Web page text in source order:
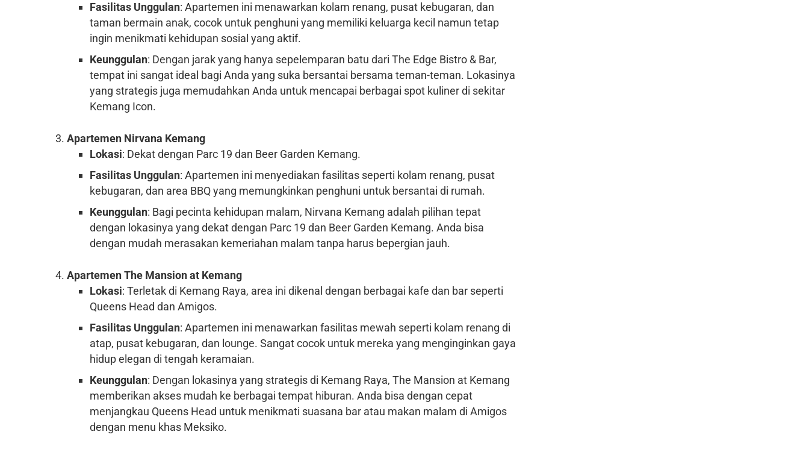
Fasilitas Unggulan: Apartemen ini menawarkan kolam renang, pusat kebugaran, dan
taman bermain anak, cocok untuk penghuni yang memiliki keluarga kecil namun tetap
ingin menikmati kehidupan sosial yang aktif.
Keunggulan: Dengan jarak yang hanya sepelemparan batu dari The Edge Bistro & Bar,
tempat ini sangat ideal bagi Anda yang suka bersantai bersama teman-teman. Lokasinya
yang strategis juga memudahkan Anda untuk mencapai berbagai spot kuliner di sekitar
Kemang Icon.
Apartemen Nirvana Kemang
Lokasi: Dekat dengan Parc 19 dan Beer Garden Kemang.
Fasilitas Unggulan: Apartemen ini menyediakan fasilitas seperti kolam renang, pusat
kebugaran, dan area BBQ yang memungkinkan penghuni untuk bersantai di rumah.
Keunggulan: Bagi pecinta kehidupan malam, Nirvana Kemang adalah pilihan tepat
dengan lokasinya yang dekat dengan Parc 19 dan Beer Garden Kemang. Anda bisa
dengan mudah merasakan kemeriahan malam tanpa harus bepergian jauh.
Apartemen The Mansion at Kemang
Lokasi: Terletak di Kemang Raya, area ini dikenal dengan berbagai kafe dan bar seperti
Queens Head dan Amigos.
Fasilitas Unggulan: Apartemen ini menawarkan fasilitas mewah seperti kolam renang di
atap, pusat kebugaran, dan lounge. Sangat cocok untuk mereka yang menginginkan gaya
hidup elegan di tengah keramaian.
Keunggulan: Dengan lokasinya yang strategis di Kemang Raya, The Mansion at Kemang
memberikan akses mudah ke berbagai tempat hiburan. Anda bisa dengan cepat
menjangkau Queens Head untuk menikmati suasana bar atau makan malam di Amigos
dengan menu khas Meksiko.